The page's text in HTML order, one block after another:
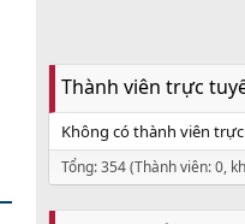
Thành viên trực
Không có thành viên
Tổng: 354 (Thành viên: 0,